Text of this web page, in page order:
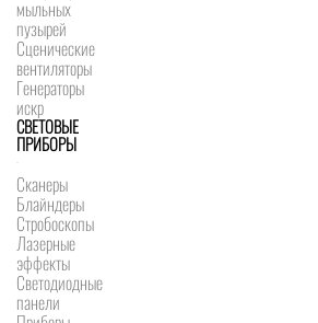
мыльных
пузырей
Сценические
вентиляторы
Генераторы
искр
СВЕТОВЫЕ
ПРИБОРЫ
Сканеры
Блайндеры
Стробоскопы
Лазерные
эффекты
Светодиодные
панели